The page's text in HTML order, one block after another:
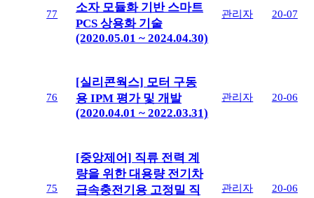
77
소자 모듈화 기반 스마트
PCS 상용화 기술
(2020.05.01 ~ 2024.04.30)
관리자 20-07
76
[실리콘웍스] 모터 구동
용 IPM 평가 및 개발
(2020.04.01 ~ 2022.03.31)
관리자 20-06
75
[중앙제어] 직류 전력 계
량을 위한 대용량 전기차
급속충전기용 고정밀 직
관리자 20-06